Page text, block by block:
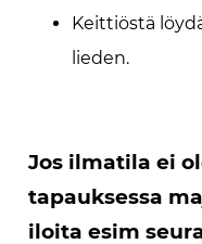
Keittiöstä
lieden.
Jos ilmatila ei
tapauksessa
iloita esim